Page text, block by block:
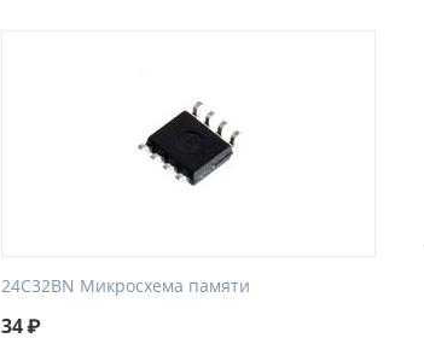
24C32BN Микросхема памяти
34₽